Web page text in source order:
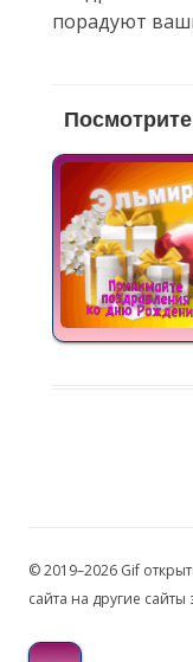
порадуют
© 2019–2026 Gif
сайта на другие